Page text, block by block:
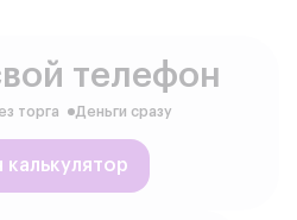
телефон
торга Деньги сразу
калькулятор